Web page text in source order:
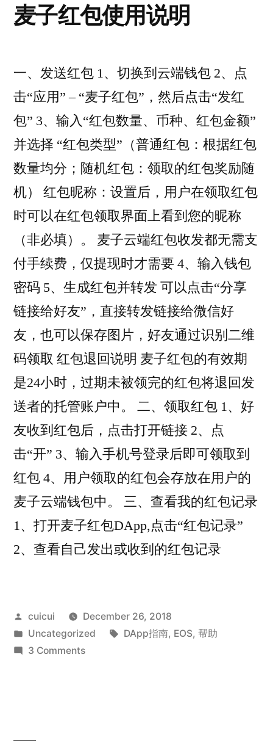
DApp
手
（一）
转
账
操
作
麦子红包使用说明
一、发送红包 1、切换到云端钱包 2、点
击“应用” – “麦子红包”，然后点击“发红
包” 3、输入“红包数量、币种、红包金额”
并选择 “红包类型”（普通红包：根据红包
数量均分；随机红包：领取的红包奖励随
机） 红包昵称：设置后，用户在领取红包
时可以在红包领取界面上看到您的昵称
（非必填）。 麦子云端红包收发都无需支
付手续费，仅提现时才需要 4、输入钱包
密码 5、生成红包并转发 可以点击“分享
链接给好友”，直接转发链接给微信好
友，也可以保存图片，好友通过识别二维
码领取 红包退回说明 麦子红包的有效期
是24小时，过期未被领完的红包将退回发
送者的托管账户中。 二、领取红包 1、好
友收到红包后，点击打开链接 2、点
击“开” 3、输入手机号登录后即可领取到
红包 4、用户领取的红包会存放在用户的
麦子云端钱包中。 三、查看我的红包记录
1、打开麦子红包DApp,点击“红包记录”
2、查看自己发出或收到的红包记录
Posted
by
cuicui
December 26, 2018
Posted
in
Uncategorized Tags:
DApp指南, EOS, 帮助
3 Commentson